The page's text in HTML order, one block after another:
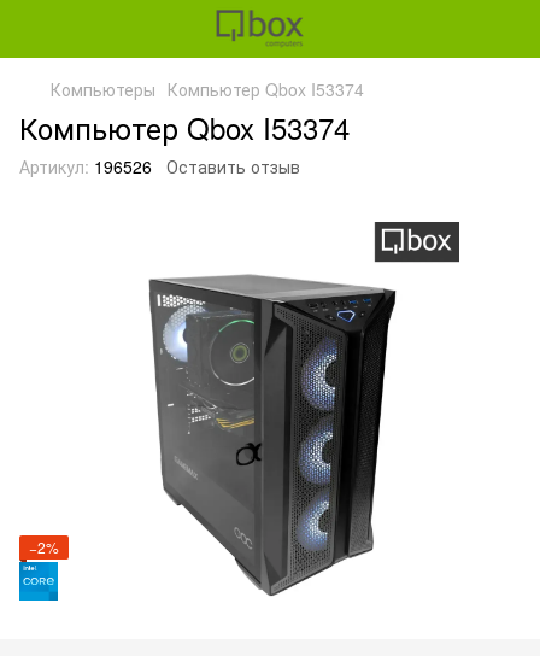
Компьютеры Компьютер Qbox I53374
Компьютер Qbox I53374
Артикул: 196526 Оставить отзыв
−2%